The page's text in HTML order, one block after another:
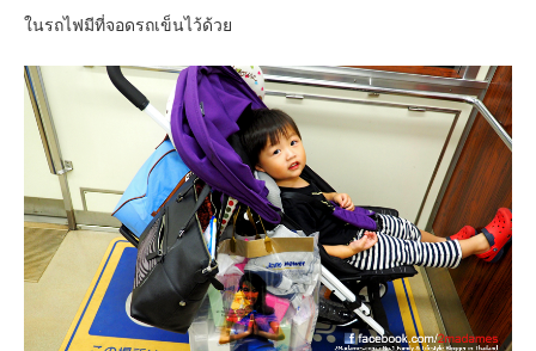
ในรถไฟมีที่จอดรถเข็นไว้ด้วย